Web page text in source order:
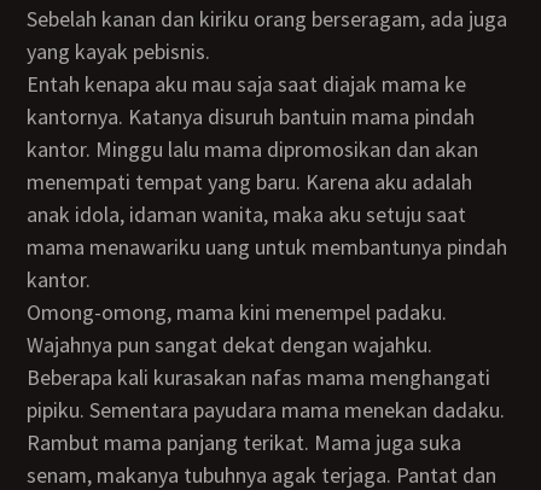
Sebelah kanan dan kiriku orang berseragam, ada juga
yang kayak pebisnis.
Entah kenapa aku mau saja saat diajak mama ke
kantornya. Katanya disuruh bantuin mama pindah
kantor. Minggu lalu mama dipromosikan dan akan
menempati tempat yang baru. Karena aku adalah
anak idola, idaman wanita, maka aku setuju saat
mama menawariku uang untuk membantunya pindah
kantor.
Omong-omong, mama kini menempel padaku.
Wajahnya pun sangat dekat dengan wajahku.
Beberapa kali kurasakan nafas mama menghangati
pipiku. Sementara payudara mama menekan dadaku.
Rambut mama panjang terikat. Mama juga suka
senam, makanya tubuhnya agak terjaga. Pantat dan